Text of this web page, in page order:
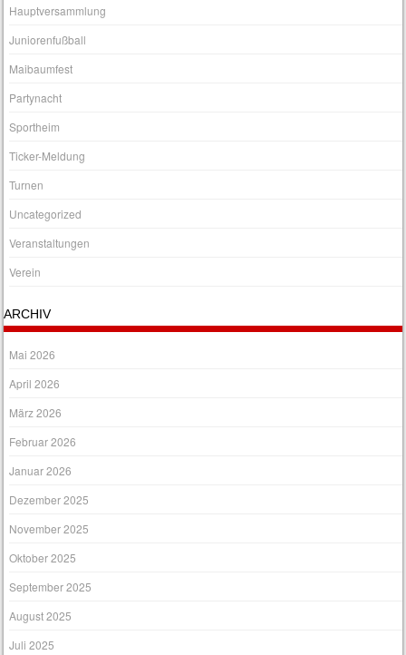
Hauptversammlung
Juniorenfußball
Maibaumfest
Partynacht
Sportheim
Ticker-Meldung
Turnen
Uncategorized
Veranstaltungen
Verein
ARCHIV
Mai 2026
April 2026
März 2026
Februar 2026
Januar 2026
Dezember 2025
November 2025
Oktober 2025
September 2025
August 2025
Juli 2025